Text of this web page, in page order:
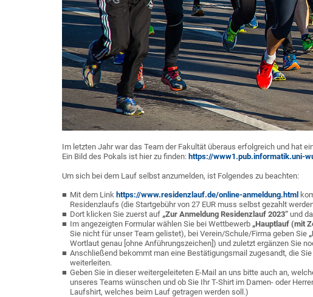
Im letzten Jahr war das Team der Fakultät überaus erfolgreich und hat
Ein Bild des Pokals ist hier zu finden: https://www1.pub.informatik.uni-
Um sich bei dem Lauf selbst anzumelden, ist Folgendes zu beachten:
Mit dem Link https://www.residenzlauf.de/online-anmeldung.html
Residenzlaufs (die Startgebühr von 27 EUR muss selbst gezahlt
Dort klicken Sie zuerst auf „Zur Anmeldung Residenzlauf 2023“ und
Im angezeigten Formular wählen Sie bei Wettbewerb „Hauptlauf (mit
Sie nicht für unser Team gelistet), bei Verein/Schule/Firma geben Sie
Wortlaut genau [ohne Anführungszeichen]) und zuletzt ergänzen Sie
Anschließend bekommt man eine Bestätigungsmail zugesandt, die
weiterleiten.
Geben Sie in dieser weitergeleiteten E-Mail an uns bitte auch an,
unseres Teams wünschen und ob Sie Ihr T-Shirt im Damen- oder
Laufshirt, welches beim Lauf getragen werden soll.)